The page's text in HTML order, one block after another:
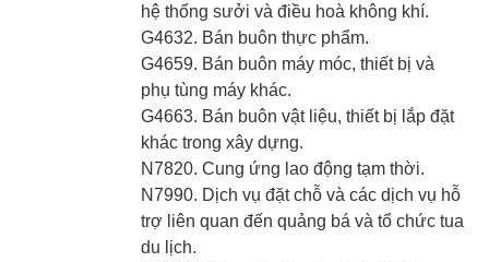
hệ thống sưởi và điều hoà không khí.
G4632. Bán buôn thực phẩm.
G4659. Bán buôn máy móc, thiết bị và
phụ tùng máy khác.
G4663. Bán buôn vật liệu, thiết bị lắp đặt
khác trong xây dựng.
N7820. Cung ứng lao động tạm thời.
N7990. Dịch vụ đặt chỗ và các dịch vụ hỗ
trợ liên quan đến quảng bá và tổ chức tua
du lịch.